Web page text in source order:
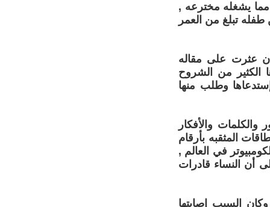
مما يشغله مخترعه ,
طفله تبلغ من العمر
عثرت على مقاله
الكثير من الشروح
ولهذا إستدعاها وطلب منها
والأفكار
المثقبه بأرقام
في العالم ,
أن النساء قادرات
وكان السبب إصابتها